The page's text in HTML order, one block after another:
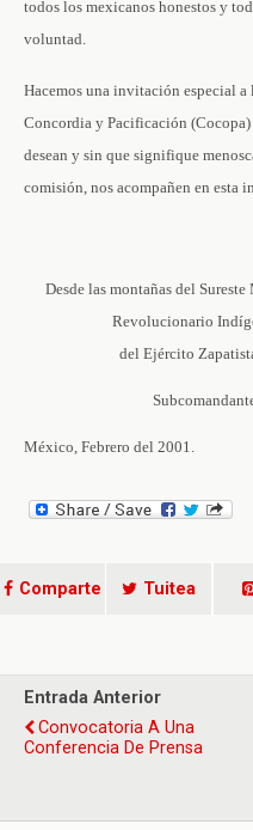
todos los mexicanos honestos y
voluntad.
Hacemos una invitación especial
Concordia y Pacificación
desean y sin que signifique
comisión, nos acompañen en esta
Desde las montañas del
Revolucionario
del Ejército
México, Febrero del 2001.
Comparte Tuitea
Entrada Anterior
Convocatoria A Una
Conferencia De Prensa